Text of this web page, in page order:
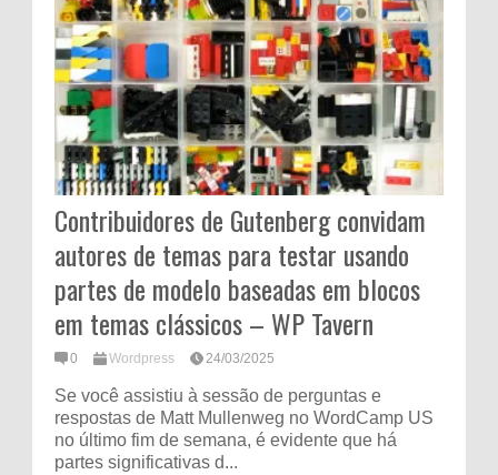
Contribuidores de Gutenberg convidam
autores de temas para testar usando
partes de modelo baseadas em blocos
em temas clássicos – WP Tavern
0 Wordpress 24/03/2025
Se você assistiu à sessão de perguntas e
respostas de Matt Mullenweg no WordCamp US
no último fim de semana, é evidente que há
partes significativas d...